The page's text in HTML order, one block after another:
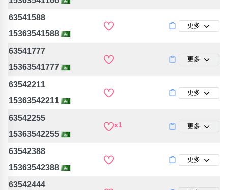
63541588
15363541588
更多
63541777
15363541777
更多
63542211
15363542211
更多
63542255
15363542255
x1 更多
63542388
15363542388
更多
63542444